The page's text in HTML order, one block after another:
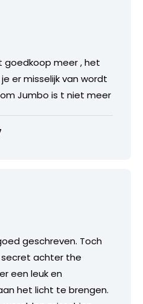
goedkoop meer , het
er misselijk van wordt
Jumbo is t niet meer
geschreven. Toch
secret achter the
een leuk en
het licht te brengen.